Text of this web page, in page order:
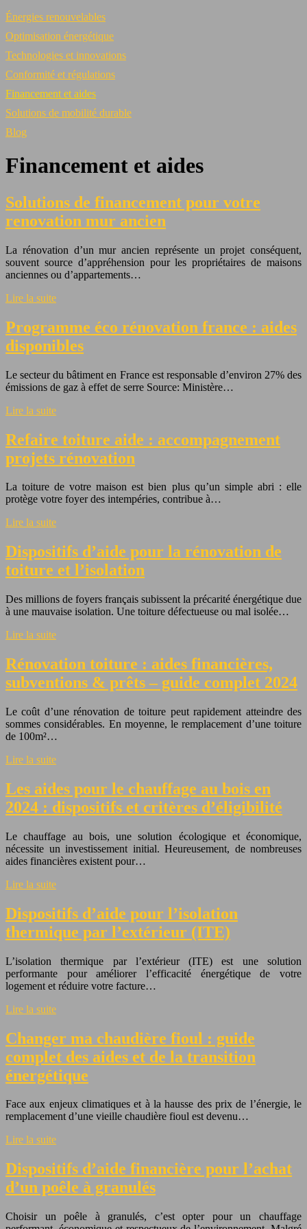
Énergies renouvelables
Optimisation énergétique
Technologies et innovations
Conformité et régulations
Financement et aides
Solutions de mobilité durable
Blog
Financement et aides
Solutions de financement pour votre
renovation mur ancien
La rénovation d’un mur ancien représente un projet conséquent,
souvent source d’appréhension pour les propriétaires de maisons
anciennes ou d’appartements…
Lire la suite
Programme éco rénovation france : aides
disponibles
Le secteur du bâtiment en France est responsable d’environ 27% des
émissions de gaz à effet de serre Source: Ministère…
Lire la suite
Refaire toiture aide : accompagnement
projets rénovation
La toiture de votre maison est bien plus qu’un simple abri : elle
protège votre foyer des intempéries, contribue à…
Lire la suite
Dispositifs d’aide pour la rénovation de
toiture et l’isolation
Des millions de foyers français subissent la précarité énergétique due
à une mauvaise isolation. Une toiture défectueuse ou mal isolée…
Lire la suite
Rénovation toiture : aides financières,
subventions & prêts – guide complet 2024
Le coût d’une rénovation de toiture peut rapidement atteindre des
sommes considérables. En moyenne, le remplacement d’une toiture
de 100m²…
Lire la suite
Les aides pour le chauffage au bois en
2024 : dispositifs et critères d’éligibilité
Le chauffage au bois, une solution écologique et économique,
nécessite un investissement initial. Heureusement, de nombreuses
aides financières existent pour…
Lire la suite
Dispositifs d’aide pour l’isolation
thermique par l’extérieur (ITE)
L’isolation thermique par l’extérieur (ITE) est une solution
performante pour améliorer l’efficacité énergétique de votre
logement et réduire votre facture…
Lire la suite
Changer ma chaudière fioul : guide
complet des aides et de la transition
énergétique
Face aux enjeux climatiques et à la hausse des prix de l’énergie, le
remplacement d’une vieille chaudière fioul est devenu…
Lire la suite
Dispositifs d’aide financière pour l’achat
d’un poêle à granulés
Choisir un poêle à granulés, c’est opter pour un chauffage